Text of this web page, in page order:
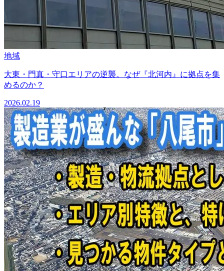
地域
大東・門真・守口エリアの逆襲。なぜ『北河内』に拠点を集
めるのか？
2026.02.19